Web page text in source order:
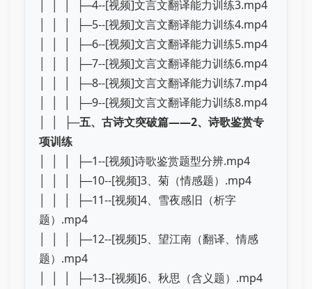
│ │ │ ├─4--[视频]文言文翻译能力训练3.mp4
│ │ │ ├─5--[视频]文言文翻译能力训练4.mp4
│ │ │ ├─6--[视频]文言文翻译能力训练5.mp4
│ │ │ ├─7--[视频]文言文翻译能力训练6.mp4
│ │ │ ├─8--[视频]文言文翻译能力训练7.mp4
│ │ │ ├─9--[视频]文言文翻译能力训练8.mp4
│ │ ├─五、古诗文突破篇——2、诗歌鉴赏专
项训练
│ │ │ ├─1--[视频]诗歌鉴赏题型分辨.mp4
│ │ │ ├─10--[视频]3、菊（情感题）.mp4
│ │ │ ├─11--[视频]4、雪夜感旧（析字
题）.mp4
│ │ │ ├─12--[视频]5、望江南（翻译、情感
题）.mp4
│ │ │ ├─13--[视频]6、秋思（含义题）.mp4